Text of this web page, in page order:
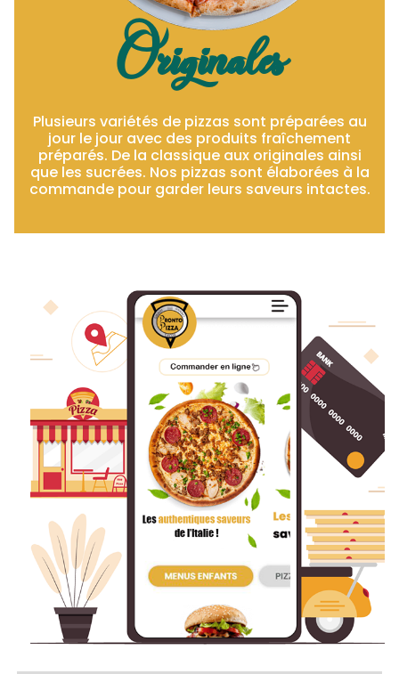
Originales
Plusieurs variétés de pizzas sont préparées au
jour le jour avec des produits fraîchement
préparés. De la classique aux originales ainsi
que les sucrées. Nos pizzas sont élaborées à la
commande pour garder leurs saveurs intactes.